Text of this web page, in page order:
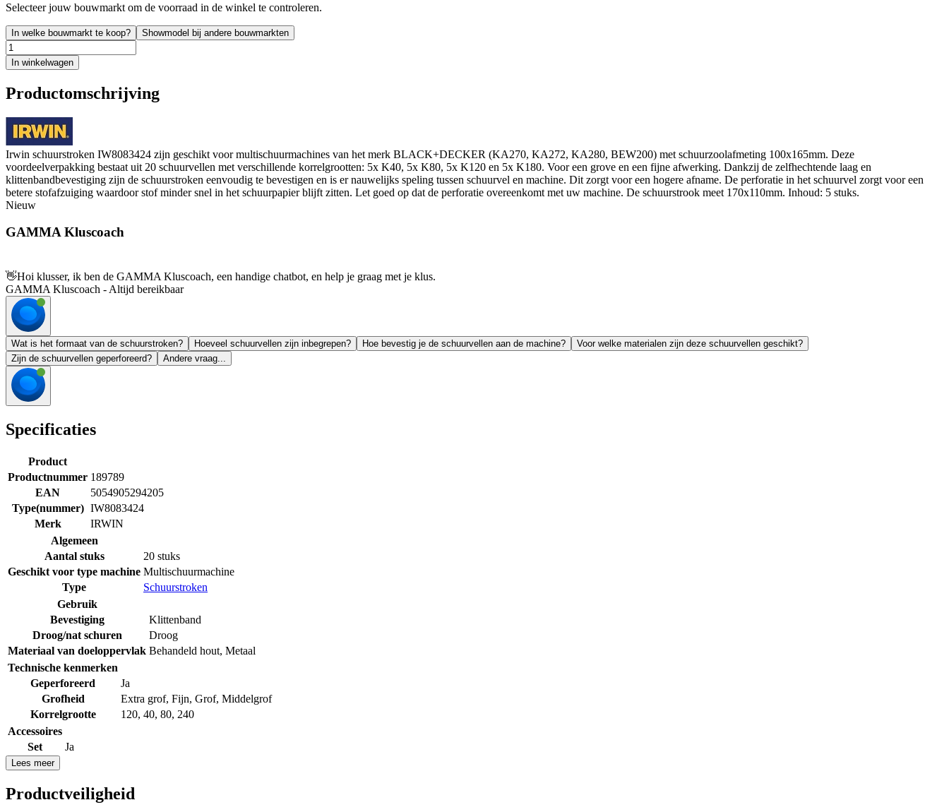
Selecteer jouw bouwmarkt om de voorraad in de winkel te controleren.
In welke bouwmarkt te koop? Showmodel bij andere bouwmarkten
In winkelwagen
Productomschrijving
Irwin schuurstroken IW8083424 zijn geschikt voor multischuurmachines van het merk BLACK+DECKER (KA270, KA272, KA280, BEW200) met schuurzoolafmeting 100x165mm. Deze
voordeelverpakking bestaat uit 20 schuurvellen met verschillende korrelgrootten: 5x K40, 5x K80, 5x K120 en 5x K180. Voor een grove en een fijne afwerking. Dankzij de zelfhechtende laag en
klittenbandbevestiging zijn de schuurstroken eenvoudig te bevestigen en is er nauwelijks speling tussen schuurvel en machine. Dit zorgt voor een hogere afname. De perforatie in het schuurvel zorgt voor een
betere stofafzuiging waardoor stof minder snel in het schuurpapier blijft zitten. Let goed op dat de perforatie overeenkomt met uw machine. De schuurstrook meet 170x110mm. Inhoud: 5 stuks.
Nieuw
GAMMA Kluscoach
👋Hoi klusser, ik ben de GAMMA Kluscoach, een handige chatbot, en help je graag met je klus.
GAMMA Kluscoach - Altijd bereikbaar
Wat is het formaat van de schuurstroken? Hoeveel schuurvellen zijn inbegrepen? Hoe bevestig je de schuurvellen aan de machine?
Voor welke materialen zijn deze schuurvellen geschikt?
Zijn de schuurvellen geperforeerd?
Andere vraag...
Specificaties
Product
Productnummer 189789
EAN
5054905294205
Type(nummer) IW8083424
Merk
IRWIN
Algemeen
Aantal stuks
20 stuks
Geschikt voor type machine Multischuurmachine
Type
Schuurstroken
Gebruik
Bevestiging
Klittenband
Droog/nat schuren
Droog
Materiaal van doeloppervlak Behandeld hout, Metaal
Technische kenmerken
Geperforeerd
Ja
Grofheid
Extra grof, Fijn, Grof, Middelgrof
Korrelgrootte
120, 40, 80, 240
Accessoires
Set
Ja
Lees meer
Productveiligheid